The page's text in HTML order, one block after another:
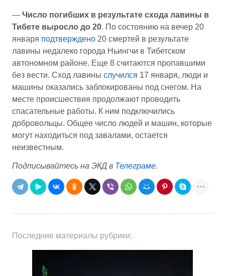
— Число погибших в результате схода лавины в
Тибете выросло до 20. По состоянию на вечер 20
января подтверждено 20 смертей в результате
лавины недалеко города Ньингчи в Тибетском
автономном районе. Еще 8 считаются пропавшими
без вести. Сход лавины случился 17 января, люди и
машины оказались заблокированы под снегом. На
месте происшествия продолжают проводить
спасательные работы. К ним подключились
добровольцы. Общее число людей и машин, которые
могут находиться под завалами, остается
неизвестным.
Подписывайтесь на ЭКД в Телеграме.
Последние материалы рубрики: